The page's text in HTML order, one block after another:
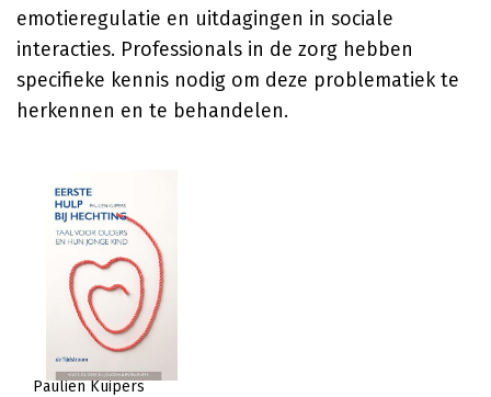
emotieregulatie en uitdagingen in sociale
interacties. Professionals in de zorg hebben
specifieke kennis nodig om deze problematiek te
herkennen en te behandelen.
Paulien Kuipers